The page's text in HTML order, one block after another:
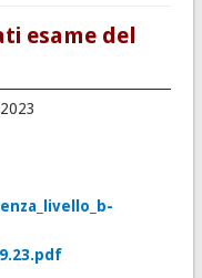
esame del